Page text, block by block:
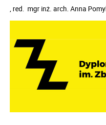
, red. mgr inż. arch. Anna